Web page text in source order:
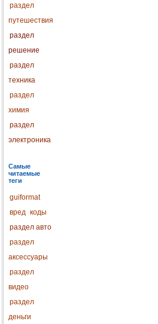
раздел
путешествия
раздел
решение
раздел
техника
раздел
химия
раздел
электроника
Самые
читаемые
теги
guiformat
вред коды
раздел авто
раздел
аксессуары
раздел
видео
раздел
деньги